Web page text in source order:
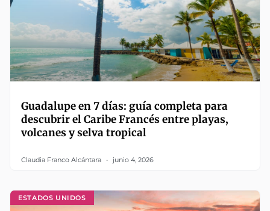
Guadalupe en 7 días: guía completa para
descubrir el Caribe Francés entre playas,
volcanes y selva tropical
Claudia Franco Alcántara junio 4, 2026
ESTADOS UNIDOS